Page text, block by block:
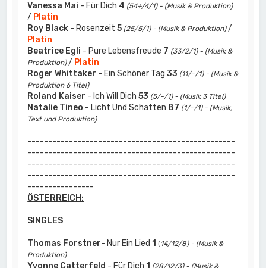
Vanessa Mai - Für Dich 4 (54+/4/1) - (Musik & Produktion)
/ Platin
Roy Black - Rosenzeit5 (25/5/1) - (Musik & Produktion)/
Platin
Beatrice Egli - Pure Lebensfreude 7 (33/2/1) - (Musik &
Produktion)/ Platin
Roger Whittaker - Ein Schöner Tag33 (11/-/1) - (Musik &
Produktion 6 Titel)
Roland Kaiser - Ich Will Dich53 (5/-/1) - (Musik 3 Titel)
Natalie Tineo - Licht Und Schatten 87 (1/-/1) - (Musik,
Text und Produktion)
--------------------------------------------------
--------------------------------------------------
--------------------------------------------------
--------------------------------------------------
----------------
ÖSTERREICH:
SINGLES
Thomas Forstner- Nur Ein Lied 1 (14/12/8) - (Musik &
Produktion)